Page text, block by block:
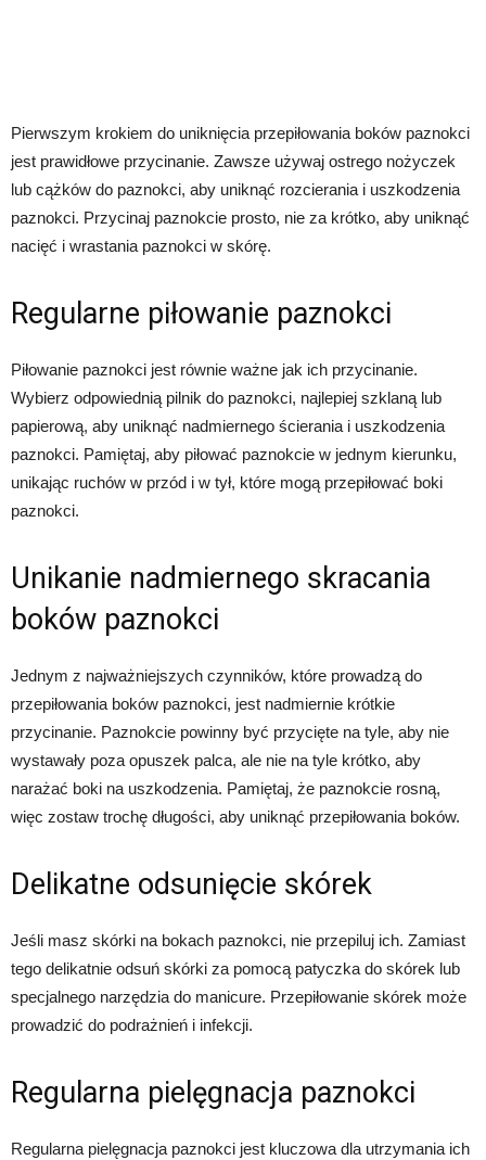
Pierwszym krokiem do uniknięcia przepiłowania boków paznokci
jest prawidłowe przycinanie. Zawsze używaj ostrego nożyczek
lub cążków do paznokci, aby uniknąć rozcierania i uszkodzenia
paznokci. Przycinaj paznokcie prosto, nie za krótko, aby uniknąć
nacięć i wrastania paznokci w skórę.
Regularne piłowanie paznokci
Piłowanie paznokci jest równie ważne jak ich przycinanie.
Wybierz odpowiednią pilnik do paznokci, najlepiej szklaną lub
papierową, aby uniknąć nadmiernego ścierania i uszkodzenia
paznokci. Pamiętaj, aby piłować paznokcie w jednym kierunku,
unikając ruchów w przód i w tył, które mogą przepiłować boki
paznokci.
Unikanie nadmiernego skracania
boków paznokci
Jednym z najważniejszych czynników, które prowadzą do
przepiłowania boków paznokci, jest nadmiernie krótkie
przycinanie. Paznokcie powinny być przycięte na tyle, aby nie
wystawały poza opuszek palca, ale nie na tyle krótko, aby
narażać boki na uszkodzenia. Pamiętaj, że paznokcie rosną,
więc zostaw trochę długości, aby uniknąć przepiłowania boków.
Delikatne odsunięcie skórek
Jeśli masz skórki na bokach paznokci, nie przepiluj ich. Zamiast
tego delikatnie odsuń skórki za pomocą patyczka do skórek lub
specjalnego narzędzia do manicure. Przepiłowanie skórek może
prowadzić do podrażnień i infekcji.
Regularna pielęgnacja paznokci
Regularna pielęgnacja paznokci jest kluczowa dla utrzymania ich